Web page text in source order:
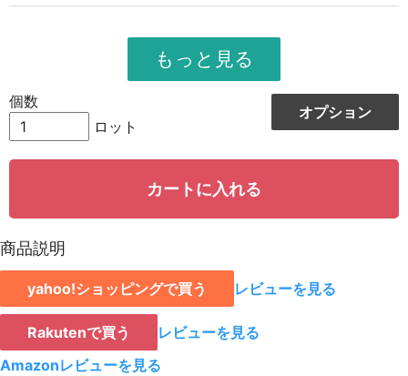
951
12324
13216
15 942 14130
939
18
19 928 15776
20 923
21 921
オプション
個数
ロット
カートに入れる
商品説明
yahoo!ショッピングで買う レビューを見る
Rakutenで買う
レビューを見る
Amazonレビューを見る